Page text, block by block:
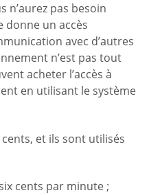
n’aurez pas besoin
donne un accès
avec d’autres
n’est pas tout
acheter l’accès à
en utilisant le système
et ils sont utilisés
cents par minute ;